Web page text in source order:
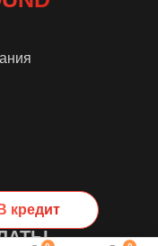
В кредит